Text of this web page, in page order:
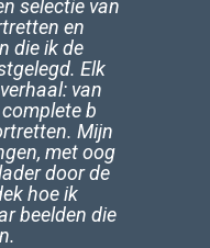
selectie van
en
die ik de
Elk
van
b​
Mijn
met oog
door de
hoe ik
beelden die